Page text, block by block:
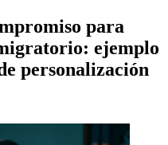
para
ejemplo
personalización